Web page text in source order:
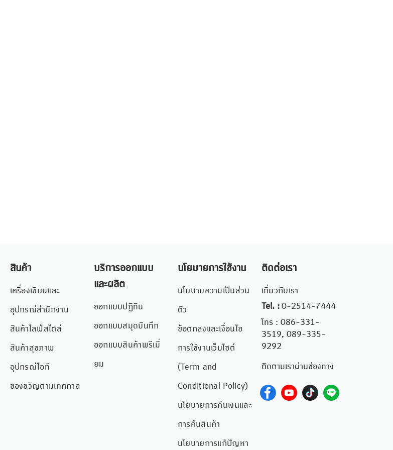
สินค้า
เครื่องเขียนและ
อุปกรณ์สำนักงาน
สินค้าไลฟ์สไตล์
สินค้าสุขภาพ
อุปกรณ์ไอที
ของขวัญตามเทศกาล
บริการออกแบบ
และผลิต
ออกแบบปฏิทิน
ออกแบบสมุดบันทึก
ออกแบบสินค้าพรีเมี่
ยม
นโยบายการใช้งาน
นโยบายความเป็นส่วน
ตัว
ข้อตกลงและเงื่อนไข
การใช้งานเว็บไซต์
(Term and
Conditional Policy)
นโยบายการคืนเงินและ
การคืนสินค้า
นโยบายการแก้ปัญหา
ติดต่อเรา
เกี่ยวกับเรา
Tel. :0-2514-7444
โทร : 086-331-
3519, 089-335-
9292
ติดตามเราผ่านช่องทาง